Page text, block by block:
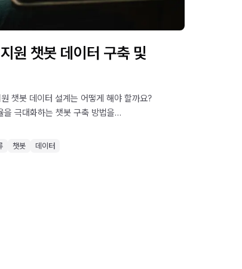
원 챗봇 데이터 구축 및
챗봇 데이터 설계는 어떻게 해야 할까요?
극대화하는 챗봇 구축 방법을
챗봇 데이터